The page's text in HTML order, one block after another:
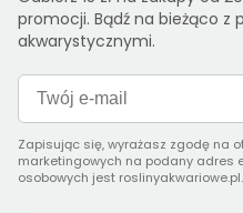
promocji. Bądź na bieżąco z
akwarystycznymi.
Zapisując się, wyrażasz zgodę na
marketingowych na podany adres
osobowych jest roslinyakwariowe.pl.